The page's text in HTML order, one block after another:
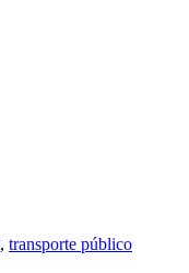
, transporte público